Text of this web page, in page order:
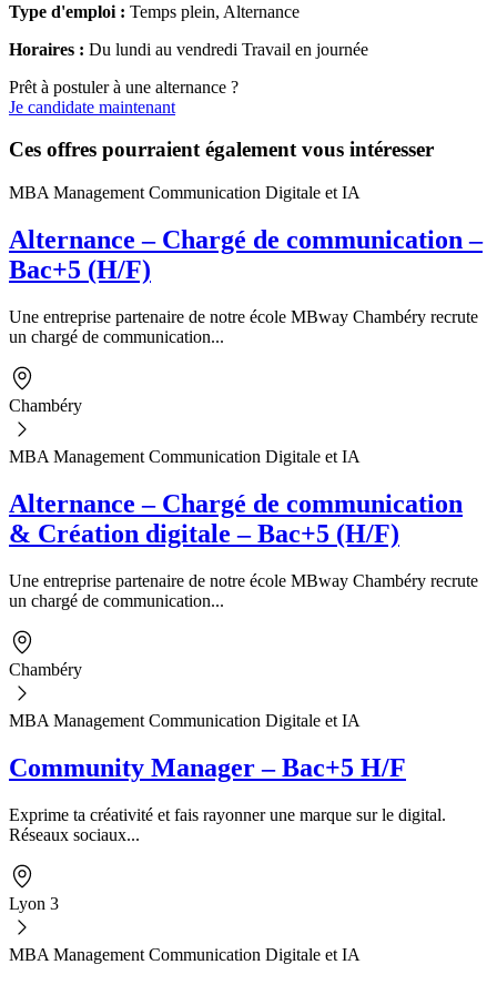
Type d'emploi : Temps plein, Alternance
Horaires : Du lundi au vendredi Travail en journée
Prêt à postuler à une alternance ?
Je candidate maintenant
Ces offres pourraient également vous intéresser
MBA Management Communication Digitale et IA
Alternance – Chargé de communication –
Bac+5 (H/F)
Une entreprise partenaire de notre école MBway Chambéry recrute
un chargé de communication...
Chambéry
MBA Management Communication Digitale et IA
Alternance – Chargé de communication
& Création digitale – Bac+5 (H/F)
Une entreprise partenaire de notre école MBway Chambéry recrute
un chargé de communication...
Chambéry
MBA Management Communication Digitale et IA
Community Manager – Bac+5 H/F
Exprime ta créativité et fais rayonner une marque sur le digital.
Réseaux sociaux...
Lyon 3
MBA Management Communication Digitale et IA